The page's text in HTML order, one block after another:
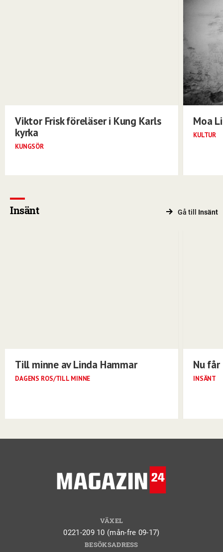
Viktor Frisk föreläser i Kung Karls
kyrka
KUNGSÖR
Moa
KULTUR
Insänt Gå till Insänt
Till minne av Linda Hammar
DAGENS ROS/TILL MINNE
Nu
INSÄNT
VÄXEL
0221-209 10 (mån-fre 09-17)
BESÖKSADRESS